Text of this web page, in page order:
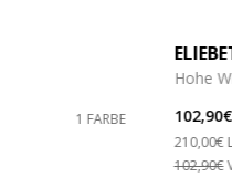
1 FARBE
Hohe
102,90€
Price
210,00€
102,90€